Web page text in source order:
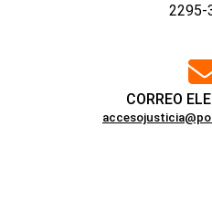
2295-
CORREO